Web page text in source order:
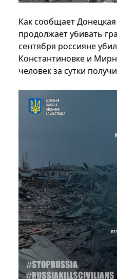
Как сообщает
продолжает убивать
сентября россияне
Константиновке и
человек за сутки